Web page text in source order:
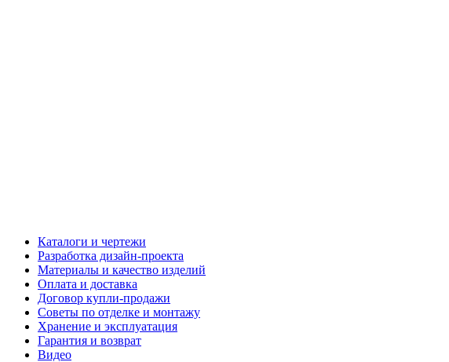
Каталоги и чертежи
Разработка дизайн-проекта
Материалы и качество изделий
Оплата и доставка
Договор купли-продажи
Советы по отделке и монтажу
Хранение и эксплуатация
Гарантия и возврат
Видео